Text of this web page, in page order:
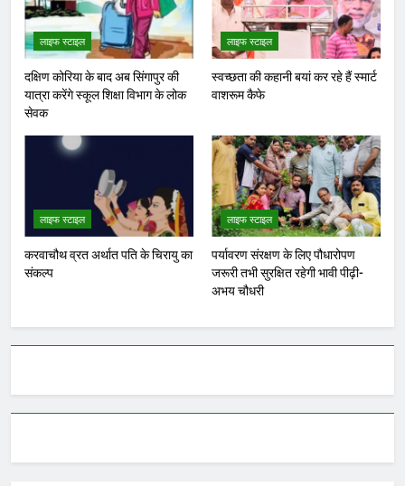
लाइफ स्टाइल
दक्षिण कोरिया के बाद अब सिंगापुर की
यात्रा करेंगे स्कूल शिक्षा विभाग के लोक
सेवक
लाइफ स्टाइल
स्वच्छता की कहानी बयां कर रहे हैं स्मार्ट
वाशरूम कैफे
लाइफ स्टाइल
करवाचौथ व्रत अर्थात पति के चिरायु का
संकल्प
लाइफ स्टाइल
पर्यावरण संरक्षण के लिए पौधारोपण
जरूरी तभी सुरक्षित रहेगी भावी पीढ़ी-
अभय चौधरी